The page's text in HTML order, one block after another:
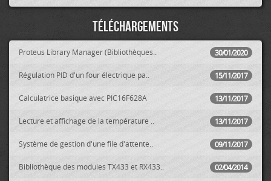
Téléchargements
30/01/2020
Proteus Library Manager (Bibliothèques..
15/11/2017
Régulation PID d'un four électrique pa..
13/11/2017
Calculatrice basique avec PIC16F628A
13/11/2017
Lecture et affichage de la température ..
09/11/2017
Système de gestion d'une file d'attente..
02/04/2014
Bibliothèque des modules TX433 et RX433..